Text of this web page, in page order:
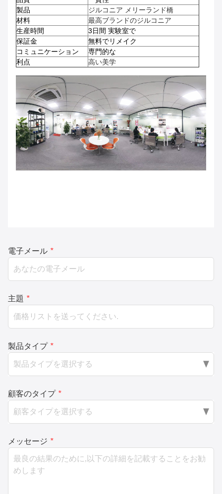
製品
ジルコニア メリーランド橋
材料
最高ブランドのジルコニア
生産時間
3日間 実験室で
保証金
無料でリメイク
コミュニケーション
専門的な
利点
高い美学
電子メール *
主題 *
製品タイプ *
顧客のタイプ *
メッセージ *